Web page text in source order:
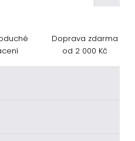
Doprava zdarma
od 2 000 Kč